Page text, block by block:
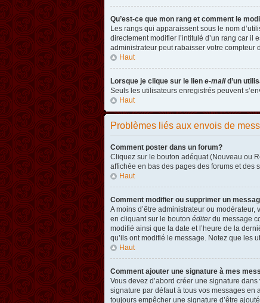
Qu’est-ce que mon rang et comment le
Les rangs qui apparaissent sous le nom
directement modifier l’intitulé d’un rang car il
administrateur peut rabaisser votre compteur
Haut
Lorsque je clique sur le lien e-maild’un
Seuls les utilisateurs enregistrés peuvent
Haut
Problèmes liés aux envois de
Comment poster dans un forum?
Cliquez sur le bouton adéquat (Nouveau ou
affichée en bas des pages des forums et des
Haut
Comment modifier ou supprimer un
A moins d’être administrateur ou
en cliquant sur le bouton éditerdu message
modifié ainsi que la date et l’heure de la
qu’ils ont modifié le message. Notez que les
Haut
Comment ajouter une signature à mes
Vous devez d’abord créer une signature
signature par défaut à tous vos messages en
toujours empêcher une signature d’être